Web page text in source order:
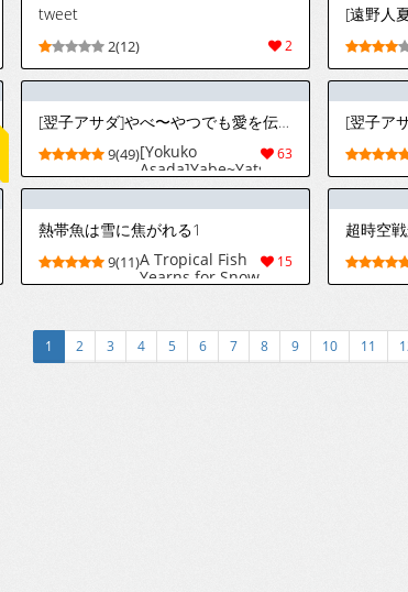
tweet
2
2(12)
[翌子アサダ]やべ〜やつでも愛を伝えたい (ウマ娘 プリティーダービー) [中国翻訳]
63
9(49)[Yokuko
Asada]Yabe~Yatsudemo
Aiwo Tsutaietai
(Uma Musume
Pretty Derby)
[Chinese]
熱帯魚は雪に焦がれる1
15
9(11)A Tropical Fish
Yearns for Snow
超時空
1 2 3 4 5 6 7 8 9 10 11